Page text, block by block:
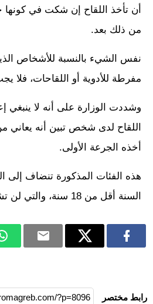
أن تأخذ اللقاح إن شكت في كونها
من ذلك بعد.
نفس الشيء بالنسبة للأشخاص
مفرطة للأدوية أو اللقاحات، فلا
وشددت الوزارة على أنه لا ينبغي
اللقاح لدى شخص تبين أنه
أخذه الجرعة الأولى.
هذه الفئات المذكورة تنضاف إلى
السنة أقل من 18 سنة، والتي لن تشملها حملة التطعيم.
رابط مختصر